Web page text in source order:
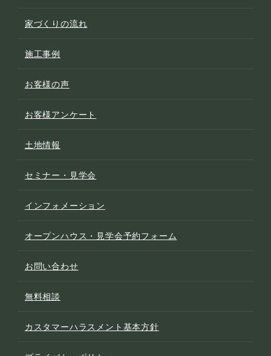
家づくりの流れ
施工事例
お客様の声
お客様アンケート
土地情報
セミナー・見学会
インフォメーション
オープンハウス・見学会予約フォーム
お問い合わせ
無料相談
カスタマーハラスメント基本方針